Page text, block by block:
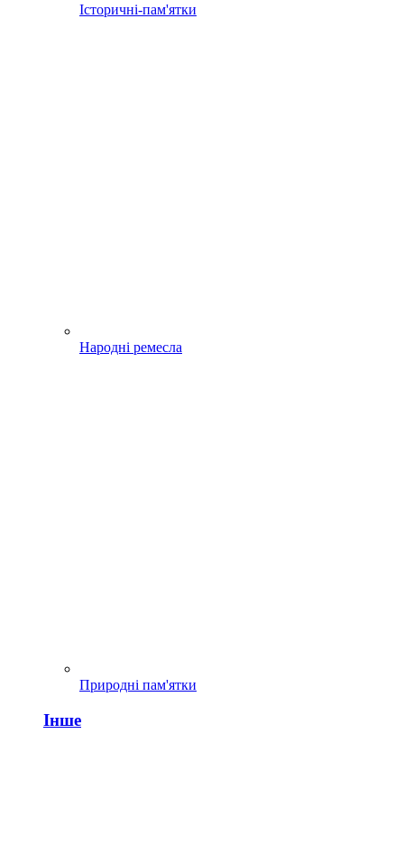
Історичні-пам'ятки
Народні ремесла
Природні пам'ятки
Інше